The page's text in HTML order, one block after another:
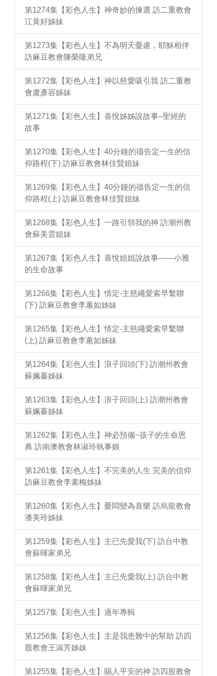
第1274集【彩色人生】神奇妙的揀選 訪二重教會
江黃好姊妹
第1273集【彩色人生】不為明天憂慮，耶穌相伴
訪麻豆教會陳榮隆弟兄
第1272集【彩色人生】神以慈愛吸引我 訪二重教
會盧彥容姊妹
第1271集【彩色人生】喜悅姊姊說故事–聖經的
故事
第1270集【彩色人生】40分鐘的禱告定一生的信
仰路程(下) 訪麻豆教會林佳賢姐妹
第1269集【彩色人生】40分鐘的禱告定一生的信
仰路程(上) 訪麻豆教會林佳賢姐妹
第1268集【彩色人生】一路引領我的神 訪潮州教
會蘇美雲姐妹
第1267集【彩色人生】喜悅姐姐說故事——小雅
的生命故事
第1266集【彩色人生】情定-主慈繩愛索早繫聯
(下) 訪麻豆教會李蕙如姊妹
第1265集【彩色人生】情定-主慈繩愛索早繫聯
(上) 訪麻豆教會李蕙如姊妹
第1264集【彩色人生】浪子回頭(下) 訪潮州教會
蘇姵蓁姊妹
第1263集【彩色人生】浪子回頭(上) 訪潮州教會
蘇姵蓁姊妹
第1262集【彩色人生】神必預備~孩子的生命恩
典 訪南澳教會林淑玲執事娘
第1261集【彩色人生】不完美的人生 完美的信仰
訪麻豆教會李素梅姊妹
第1260集【彩色人生】憂悶變為喜樂 訪烏龍教會
潘美玲姊妹
第1259集【彩色人生】主已先愛我(下) 訪台中教
會蘇暉家弟兄
第1258集【彩色人生】主已先愛我(上) 訪台中教
會蘇暉家弟兄
第1257集【彩色人生】過年專輯
第1256集【彩色人生】主是我患難中的幫助 訪四
股教會王淑芳姊妹
第1255集【彩色人生】賜人平安的神 訪四股教會